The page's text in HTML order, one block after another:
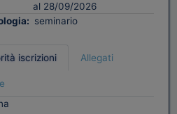
al 28/09/2026
seminario
iscrizioni Allegati